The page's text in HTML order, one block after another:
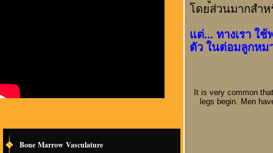
Bone Marrow Vasculature
โดยส่วนมากสำ
แต่... ทางเรา ใ
ตัว ในต่อมลูกห
It is very common
legs begin. Men